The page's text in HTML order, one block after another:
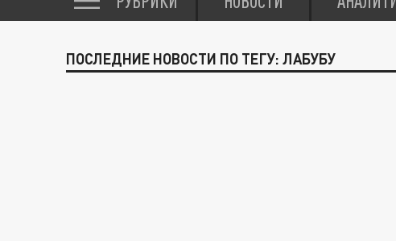
ПОСЛЕДНИЕ НОВОСТИ ПО ТЕГУ: ЛАБУБУ